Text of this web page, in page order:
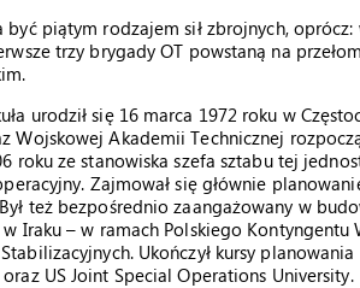
piątym rodzajem sił zbrojnych,
trzy brygady OT powstaną na
urodził się 16 marca 1972 roku w
Wojskowej Akademii Technicznej
roku ze stanowiska szefa sztabu tej
Zajmował się głównie
też bezpośrednio zaangażowany w
Iraku – w ramach Polskiego Kontyngentu
Ukończył kursy
US Joint Special Operations University.